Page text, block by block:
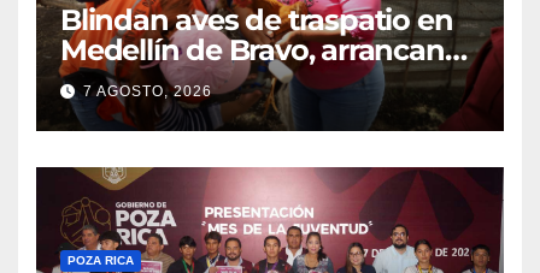
Blindan aves de traspatio en
Medellín de Bravo, arrancan
vacunación masiva contra el
Newcastle
7 AGOSTO, 2026
POZA RICA